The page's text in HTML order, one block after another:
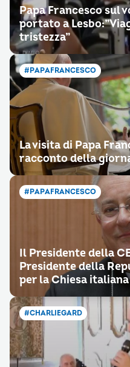
Papa Francesco sul
portato a
tristezza”
#PAPAFRANCESCO
La visita di Papa
racconto della
#PAPAFRANCESCO
Il Presidente della
Presidente della
per la Chiesa italiana
#CHARLIEGARD